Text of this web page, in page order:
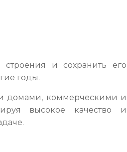
и сохранить его
годы.
домами, коммерческими и
высокое качество и